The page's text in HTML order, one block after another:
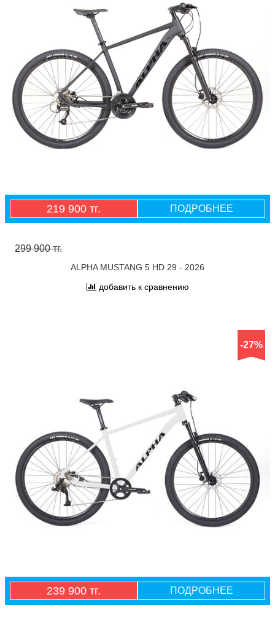
219 900 тг. ПОДРОБНЕЕ
299 900 тг.
ALPHA MUSTANG 5 HD 29 - 2026
добавить к сравнению
-27%
239 900 тг. ПОДРОБНЕЕ